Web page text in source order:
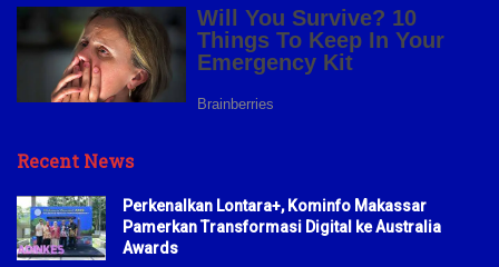
Recent News
Perkenalkan Lontara+, Kominfo Makassar
Pamerkan Transformasi Digital ke Australia
Awards